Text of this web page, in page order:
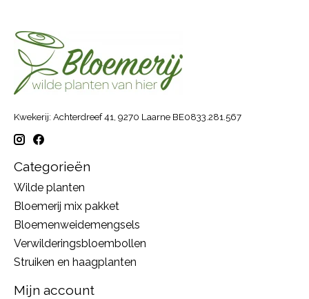
Kwekerij: Achterdreef 41, 9270 Laarne BE0833.281.567
Categorieën
Wilde planten
Bloemerij mix pakket
Bloemenweidemengsels
Verwilderingsbloembollen
Struiken en haagplanten
Mijn account